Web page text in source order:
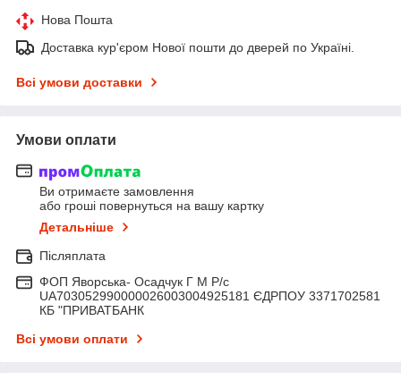
Нова Пошта
Доставка кур'єром Нової пошти до дверей по Україні.
Всі умови доставки
Умови оплати
Ви отримаєте замовлення
або гроші повернуться на вашу картку
Детальніше
Післяплата
ФОП Яворська- Осадчук Г М Р/c
UA703052990000026003004925181 ЄДРПОУ 3371702581
КБ "ПРИВАТБАНК
Всі умови оплати